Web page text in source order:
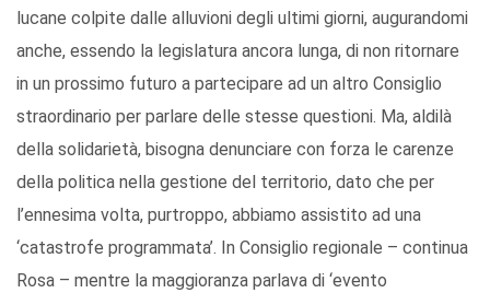
lucane colpite dalle alluvioni degli ultimi giorni, augurandomi
anche, essendo la legislatura ancora lunga, di non ritornare
in un prossimo futuro a partecipare ad un altro Consiglio
straordinario per parlare delle stesse questioni. Ma, aldilà
della solidarietà, bisogna denunciare con forza le carenze
della politica nella gestione del territorio, dato che per
l’ennesima volta, purtroppo, abbiamo assistito ad una
‘catastrofe programmata’. In Consiglio regionale – continua
Rosa – mentre la maggioranza parlava di ‘evento